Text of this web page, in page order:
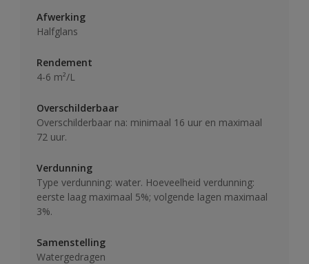
Afwerking
Halfglans
Rendement
4-6 m²/L
Overschilderbaar
Overschilderbaar na: minimaal 16 uur en maximaal
72 uur.
Verdunning
Type verdunning: water. Hoeveelheid verdunning:
eerste laag maximaal 5%; volgende lagen maximaal
3%.
Samenstelling
Watergedragen